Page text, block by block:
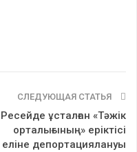
СЛЕДУЮЩАЯ СТАТЬЯ
Ресейде ұсталған «Тәжік
орталығының» еріктісі
еліне депортациялануы